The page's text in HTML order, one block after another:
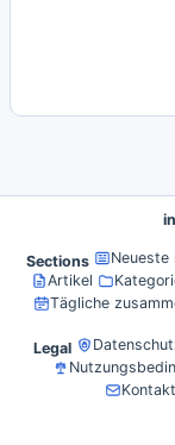
Sections
Neueste
Artikel
Tägliche
Legal
Kontakt